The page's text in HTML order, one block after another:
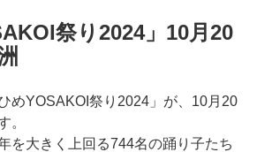
祭り2024」10月20
めYOSAKOI祭り2024」が、10月20
。
を大きく上回る744名の踊り子たち